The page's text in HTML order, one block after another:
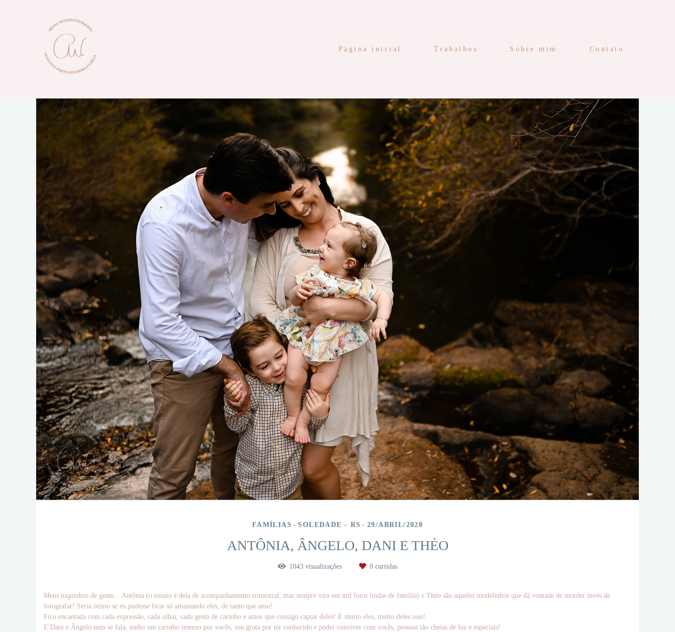
Página inicial Trabalhos Sobre mim Contato
FAMÍLIAS SOLEDADE - RS 29/ABRIL/2020
ANTÔNIA, ÂNGELO, DANI E THÉO
1043 visualizações 0 curtidas
Meus toquinhos de gente... Antônia (o ensaio é dela de acompanhamento trimestral, mas sempre vira em mil fotos lindas de família) e Théo são aqueles modelinhos que dá vontade de morder invés de
fotografar! Seria ótimo se eu pudesse ficar só amassando eles, de tanto que amo!
Fico encantada com cada expressão, cada olhar, cada gesto de carinho e amor que consigo captar deles! É muito eles, muito deles isso!
E Dani e Ângelo nem se fala, tenho um carinho imenso por vocês, sou grata por ter conhecido e poder conviver com vocês, pessoas tão cheias de luz e especiais!